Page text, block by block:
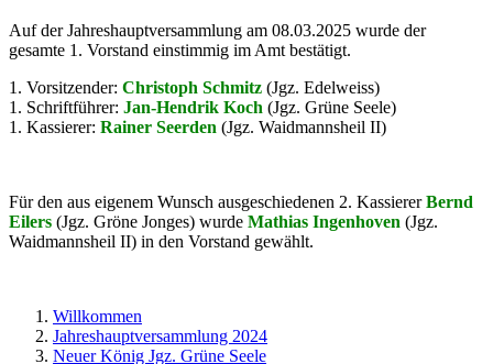
Auf der Jahreshauptversammlung am 08.03.2025 wurde der
gesamte 1. Vorstand einstimmig im Amt bestätigt.
1. Vorsitzender: Christoph Schmitz (Jgz. Edelweiss)
1. Schriftführer: Jan-Hendrik Koch (Jgz. Grüne Seele)
1. Kassierer: Rainer Seerden (Jgz. Waidmannsheil II)
Für den aus eigenem Wunsch ausgeschiedenen 2. KassiererBernd
Eilers (Jgz. Gröne Jonges) wurde Mathias Ingenhoven (Jgz.
Waidmannsheil II) in den Vorstand gewählt.
Willkommen
Jahreshauptversammlung 2024
Neuer König Jgz. Grüne Seele